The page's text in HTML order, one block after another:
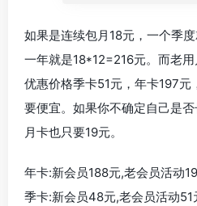
如果是连续包月18元，一个季
一年就是18*12=216元。而老
优惠价格季卡51元，年卡197
要便宜。如果你不确定自己是
月卡也只要19元。
年卡:新会员188元,老会员活动
季卡:新会员48元,老会员活动